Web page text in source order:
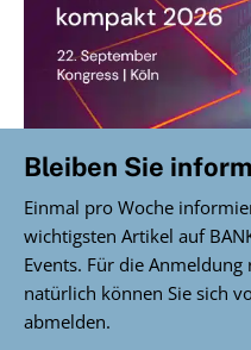
Bleiben Sie
Einmal pro Woche
wichtigsten Artikel auf
Events. Für die
natürlich können Sie sich
abmelden.